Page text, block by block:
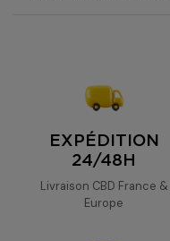
EXPÉDITION
24/48H
Livraison CBD France &
Europe